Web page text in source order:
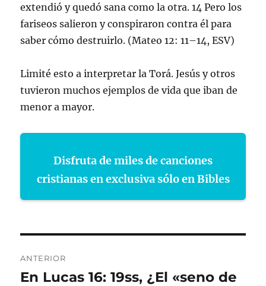
extendió y quedó sana como la otra. 14 Pero los
fariseos salieron y conspiraron contra él para
saber cómo destruirlo. (Mateo 12: 11–14, ESV)
Limité esto a interpretar la Torá. Jesús y otros
tuvieron muchos ejemplos de vida que iban de
menor a mayor.
Disfruta de miles de canciones
cristianas en exclusiva sólo en Bibles
de
ANTERIOR
Entrada
En Lucas 16: 19ss, ¿El «seno de